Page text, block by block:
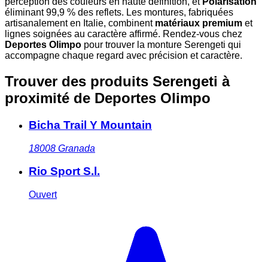
éliminant 99,9 % des reflets. Les montures, fabriquées
artisanalement en Italie, combinent matériaux premium et
lignes soignées au caractère affirmé. Rendez-vous chez
Deportes Olimpo pour trouver la monture Serengeti qui
accompagne chaque regard avec précision et caractère.
Trouver des produits Serengeti à
proximité de Deportes Olimpo
Bicha Trail Y Mountain
18008 Granada
Rio Sport S.l.
Ouvert